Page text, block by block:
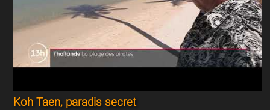
Koh Taen, paradis secret